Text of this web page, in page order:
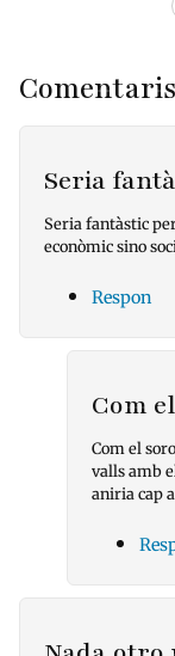
Comentaris
Seria
Seria fantàstic
econòmic sino
Respon
Com
Com el
valls amb
aniria cap